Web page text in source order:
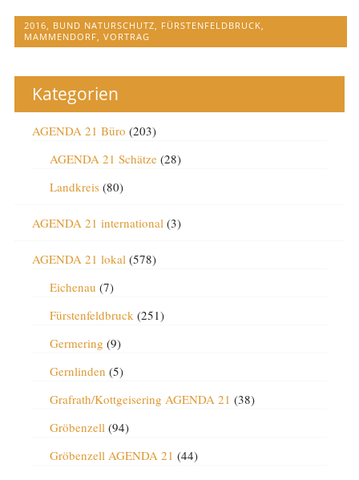
2016, BUND NATURSCHUTZ, FÜRSTENFELDBRUCK,
MAMMENDORF,VORTRAG
Kategorien
AGENDA 21 Büro (203)
AGENDA 21 Schätze(28)
Landkreis(80)
AGENDA 21 international(3)
AGENDA 21 lokal(578)
Eichenau (7)
Fürstenfeldbruck(251)
Germering (9)
Gernlinden (5)
Grafrath/Kottgeisering AGENDA 21 (38)
Gröbenzell(94)
Gröbenzell AGENDA 21 (44)